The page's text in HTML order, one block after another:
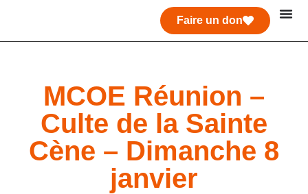
Faire un don
MCOE Réunion –
Culte de la Sainte
Cène – Dimanche 8
janvier